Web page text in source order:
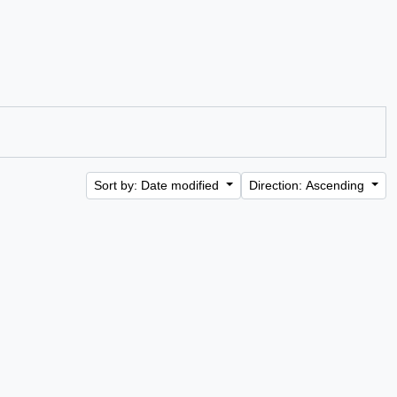
Sort by: Date modified Direction: Ascending